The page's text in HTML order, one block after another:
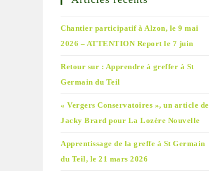
Chantier participatif à Alzon, le 9 mai
2026 – ATTENTION Report le 7 juin
Retour sur : Apprendre à greffer à St
Germain du Teil
« Vergers Conservatoires », un article de
Jacky Brard pour La Lozère Nouvelle
Apprentissage de la greffe à St Germain
du Teil, le 21 mars 2026